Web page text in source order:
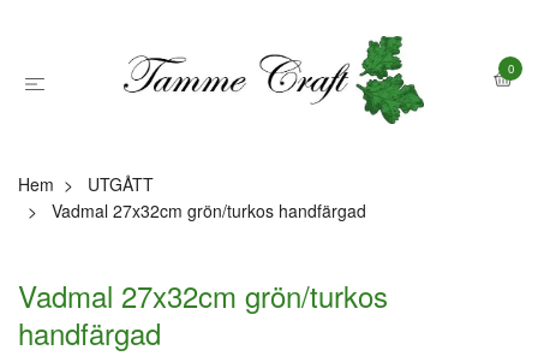
0
Hem
UTGÅTT
Vadmal 27x32cm grön/turkos handfärgad
Vadmal 27x32cm grön/turkos
handfärgad